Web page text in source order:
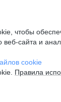
чтобы
сайта и
cookie
Правила